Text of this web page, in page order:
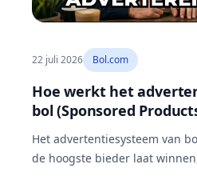
22 juli 2026 Bol.com
Hoe werkt het
bol (Sponsored
Het advertentiesysteem van
de hoogste bieder laat